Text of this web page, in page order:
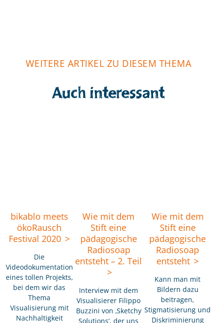
WEITERE ARTIKEL ZU DIESEM THEMA
Auch interessant
bikablo meets
ökoRausch
Festival 2020
Die
Videodokumentation
eines tollen Projekts,
bei dem wir das
Thema
Visualisierung mit
Nachhaltigkeit
Wie mit dem
Stift eine
pädagogische
Radiosoap
entsteht – 2. Teil
Interview mit dem
Visualisierer Filippo
Buzzini von ‚Sketchy
Solutions‘, der uns
Wie mit dem
Stift eine
pädagogische
Radiosoap
entsteht
Kann man mit
Bildern dazu
beitragen,
Stigmatisierung und
Diskriminierung